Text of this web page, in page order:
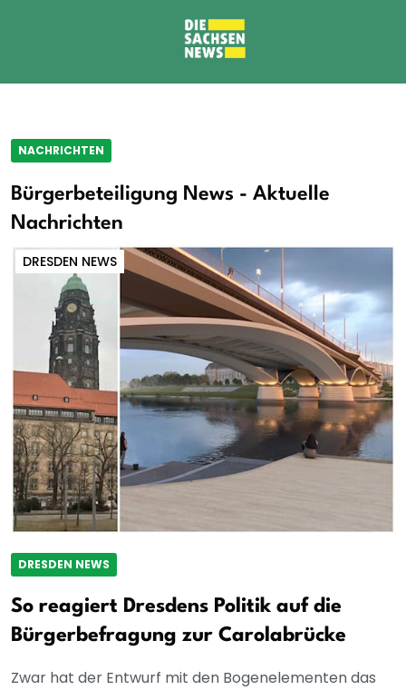
NACHRICHTEN
Bürgerbeteiligung News - Aktuelle
Nachrichten
DRESDEN NEWS
DRESDEN NEWS
So reagiert Dresdens Politik auf die
Bürgerbefragung zur Carolabrücke
Zwar hat der Entwurf mit den Bogenelementen das